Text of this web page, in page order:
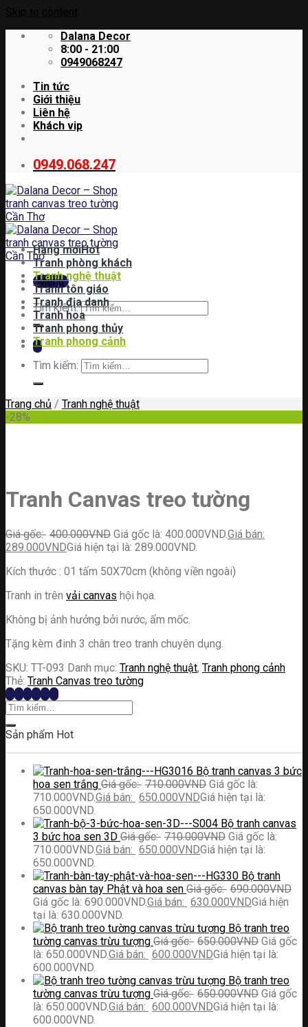
Dalana Decor
8:00 - 21:00
0949068247
Tin tức
Giới thiệu
Liên hệ
Khách vip
0949.068.247
Menu
Tìm kiếm:
Hàng mới
Tranh phòng khách
Tranh nghệ thuật
Tranh tôn giáo
Tranh địa danh
Tranh hoa
Tranh phong thủy
Tranh phong cảnh
Tìm kiếm:
Trang chủ / Tranh nghệ thuật
-28%
Tranh Canvas treo tường
400.000VND Giá gốc là: 400.000VND.
289.000VNDGiá hiện tại là: 289.000VND.
Kích thước : 01 tấm 50X70cm (không viền ngoài)
Tranh in trên vải canvas hội họa.
Không bị ảnh hưởng bởi nước, ẩm mốc.
Tặng kèm đinh 3 chân treo tranh chuyên dụng.
SKU: TT-093 Danh mục: Tranh nghệ thuật, Tranh phong cảnh
Thẻ: Tranh Canvas treo tường
Sản phẩm Hot
Bộ tranh canvas 3 bức
hoa sen trắng
710.000VND Giá gốc là:
710.000VND.
650.000VNDGiá hiện tại là:
650.000VND.
Bộ tranh canvas
3 bức hoa sen 3D
710.000VND Giá gốc là:
710.000VND.
650.000VNDGiá hiện tại là:
650.000VND.
Bộ tranh
canvas bàn tay Phật và hoa sen
690.000VND
Giá gốc là: 690.000VND.
630.000VNDGiá hiện
tại là: 630.000VND.
Bộ tranh treo
tường canvas trừu tượng
650.000VND Giá gốc
là: 650.000VND.
600.000VNDGiá hiện tại là:
600.000VND.
Bộ tranh treo
tường canvas trừu tượng
650.000VND Giá gốc
là: 650.000VND.
600.000VNDGiá hiện tại là:
600.000VND.